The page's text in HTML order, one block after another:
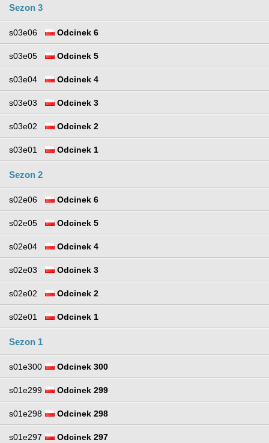
Sezon 3
s03e06 Odcinek 6
s03e05 Odcinek 5
s03e04 Odcinek 4
s03e03 Odcinek 3
s03e02 Odcinek 2
s03e01 Odcinek 1
Sezon 2
s02e06 Odcinek 6
s02e05 Odcinek 5
s02e04 Odcinek 4
s02e03 Odcinek 3
s02e02 Odcinek 2
s02e01 Odcinek 1
Sezon 1
s01e300 Odcinek 300
s01e299 Odcinek 299
s01e298 Odcinek 298
s01e297 Odcinek 297